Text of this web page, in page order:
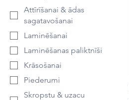
Attīrīšanai & ādas
sagatavošanai
Laminēšanai
Laminēšanas paliktnīši
Krāsošanai
Piederumi
Skropstu & uzacu